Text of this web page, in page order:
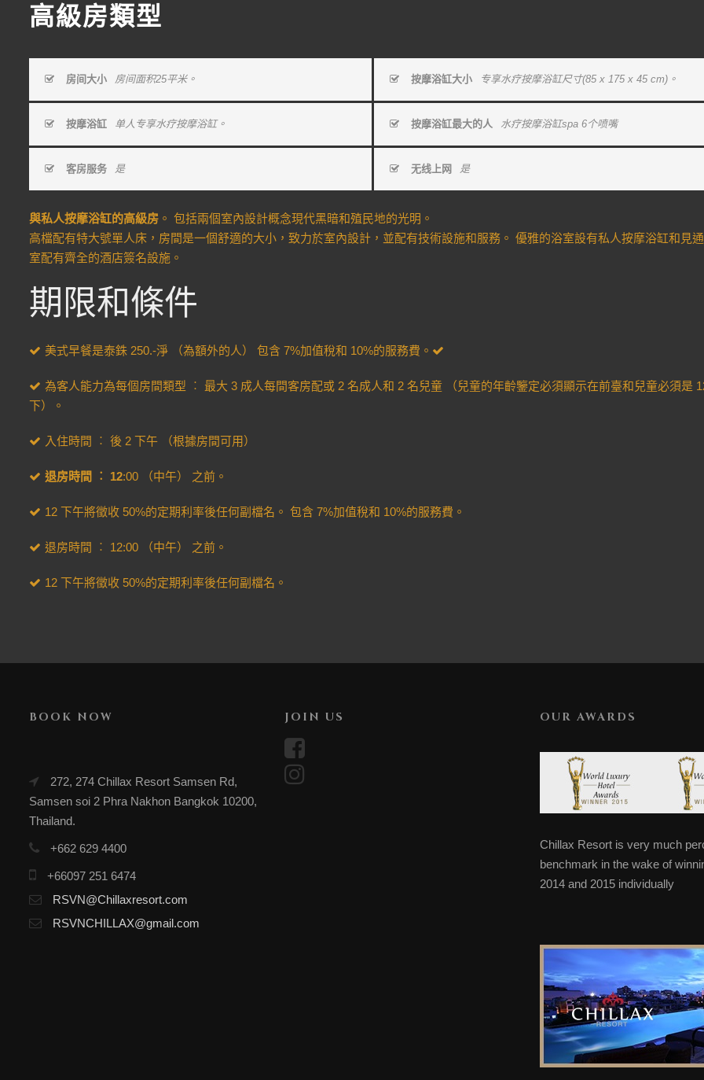
高級房類型
房间大小 房间面积25平米。 按摩浴缸大小 专享水疗按摩浴缸尺寸(85 x 175 x 45 cm)。
按摩浴缸 单人专享水疗按摩浴缸。 按摩浴缸最大的人 水疗按摩浴缸spa 6个喷嘴
客房服务 是 无线上网 是
與私人按摩浴缸的高級房 。 包括兩個室內設計概念現代黑暗和殖民地的光明。
高檔配有特大號單人床，房間是一個舒適的大小，致力於室內設計，並配有技術設施和服務。 優雅的浴室設有私人按摩浴缸和見
室配有齊全的酒店簽名設施。
期限和條件
美式早餐是泰銖 250.-淨 （為額外的人） 包含 7%加值稅和 10%的服務費。
為客人能力為每個房間類型 ︰ 最大 3 成人每間客房配或 2 名成人和 2 名兒童 （兒童的年齡鑒定必須顯示在前臺和兒童必須是
下）。
入住時間 ︰ 後 2 下午 （根據房間可用）
退房時間 ︰ 12:00 （中午） 之前。
12 下午將徵收 50%的定期利率後任何副檔名。 包含 7%加值稅和 10%的服務費。
退房時間 ︰ 12:00 （中午） 之前。
12 下午將徵收 50%的定期利率後任何副檔名。
BOOK NOW
272, 274 Chillax Resort Samsen Rd,
Samsen soi 2 Phra Nakhon Bangkok 10200,
Thailand.
+662 629 4400
+66097 251 6474
RSVN@Chillaxresort.com
RSVNCHILLAX@gmail.com
JOIN US OUR AWARDS
Chillax Resort is very much
benchmark in the wake of
2014 and 2015 individually